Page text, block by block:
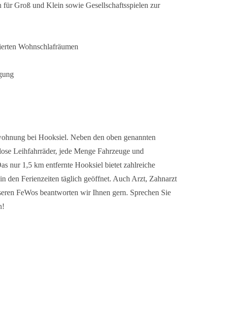
Groß und Klein sowie Gesellschaftsspielen zur
Wohnschlafräumen
bei Hooksiel. Neben den oben genannten
Leihfahrräder, jede Menge Fahrzeuge und
nur 1,5 km entfernte Hooksiel bietet zahlreiche
den Ferienzeiten täglich geöffnet. Auch Arzt, Zahnarzt
FeWos beantworten wir Ihnen gern. Sprechen Sie